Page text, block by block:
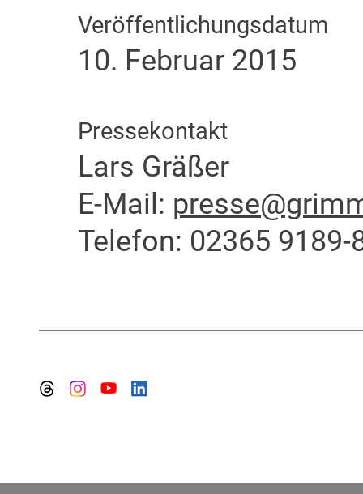
Veröffentlichungsdatum
10. Februar 2015
Pressekontakt
Lars Gräßer
E-Mail:
Telefon: 02365 9189-